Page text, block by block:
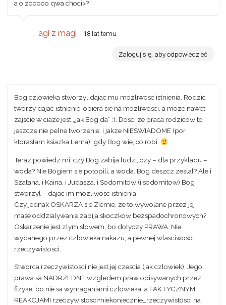
a o zooooo qwa choci>?
agi z magi 18 lat temu
Zaloguj się, aby odpowiedzieć
Bog czlowieka stworzyl dajac mu mozliwosc istnienia. Rodzic
tworzy dajac istnienie, opiera sie na mozliwosci, a moze nawet
zajscie w ciaze jest „jak Bog da” :). Dosc, ze praca rodzicow to
jeszcze nie pelne tworzenie, i jakze NIESWIADOME (por
ktorastam ksiazka Lema), gdy Bog wie, co robi.
Teraz powiedz mi, czy Bog zabija ludzi, czy – dla przykladu –
woda? Nie Bogiem sie potopili, a woda. Bog deszcz zeslal? Ale i
Szatana, i Kaina, i Judasza, i Sodomitow (i sodomitow) Bog
stworzyl – dajac im mozliwosc istnienia.
Czy jednak OSKARZA sie Ziemie, ze to wywolane przez jej
mase oddzialywanie zabija skoczkow bezspadochronowych?
Oskarzenie jest zlym slowem, bo dotyczy PRAWA. Nie
wydanego przez czlowieka nakazu, a pewnej wlasciwosci
rzeczywistosci.
Stworca rzeczywistosci nie jest jej czescia (jak czlowiek), Jego
prawa sa NADRZEDNE wzgledem praw opisywanych przez
fizyke, bo nie sa wymaganiami czlowieka, a FAKTYCZNYMI
REAKCJAMI rzeczywistosci+niekoniecznie_rzeczywistosci na